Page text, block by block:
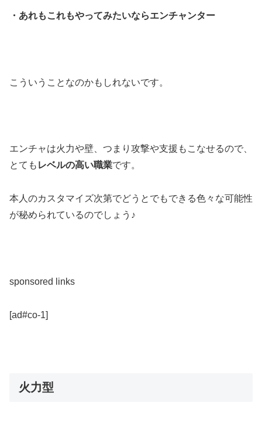
・あれもこれもやってみたいならエンチャンター
こういうことなのかもしれないです。
エンチャは火力や壁、つまり攻撃や支援もこなせるので、
とても レベルの高い職業です。
本人のカスタマイズ次第でどうとでもできる色々な可能性
が秘められているのでしょう♪
sponsored links
[ad#co-1]
火力型